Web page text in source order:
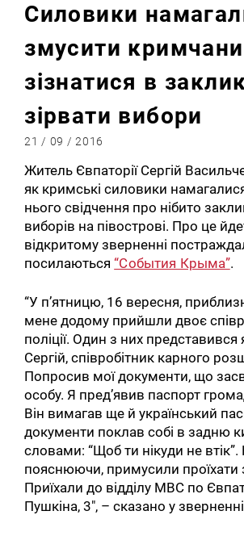
Силовики
змусити
зізнатися в
зірвати вибори
21 / 09 / 2016
Житель Євпаторії Сергій
як кримські силовики
нього свідчення про нібито
виборів на півострові. Про це
відкритому зверненні
посилаються“События Крыма”.
“У п’ятницю, 16 вересня,
мене додому прийшли двоє
поліції. Один з них
Сергій, співробітник карного
Попросив мої документи, що
особу. Я пред’явив паспорт
Він вимагав ще й український
документи поклав собі в задню
словами: “Щоб ти нікуди не втік”.
пояснюючи, примусили проїхати
Приїхали до відділу МВС по
Пушкіна, 3″, – сказано у